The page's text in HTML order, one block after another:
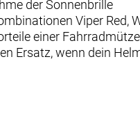
der Sonnenbrille
Viper Red,
einer
Ersatz, wenn dein